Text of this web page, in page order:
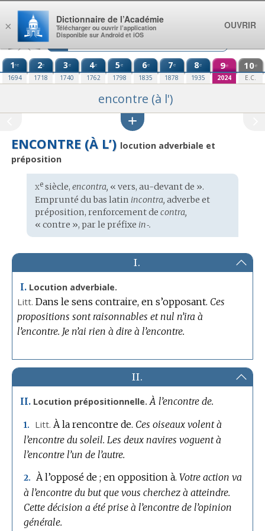
Aller au contenu
1re
1694
2e
1718
3e
1740
4e
1762
5e
1798
6e
1835
7e
1878
8e
1935
9e
2024
10e
E.C.
encontre (à l')
ENCONTRE (À L’) locution adverbiale et
préposition
Étymologie
:
xesiècle, encontra, « vers, au-devant de ».
Emprunté dubas latin incontra, adverbe et
préposition, renforcement de contra,
« contre », par le préfixe in‑.
I.
I. Locution adverbiale.
Litt. Dans le sens contraire, en s’opposant. Ces
propositions sont raisonnables et nul n’ira à
l’encontre. Je n’ai rien à dire à l’encontre.
II.
II. Locution prépositionnelle. À l’encontre de.
1. Litt. À la rencontre de. Ces oiseaux volent à
l’encontre du soleil. Les deux navires voguent à
l’encontre l’un de l’autre.
2. À l’opposé de ; en opposition à. Votre action va
à l’encontre du but que vous cherchez à atteindre.
Cette décision a été prise à l’encontre de l’opinion
générale.
×
Dictionnaire de l’Académie
Télécharger ou ouvrir l’application
Disponible sur Android et iOS
OUVRIR